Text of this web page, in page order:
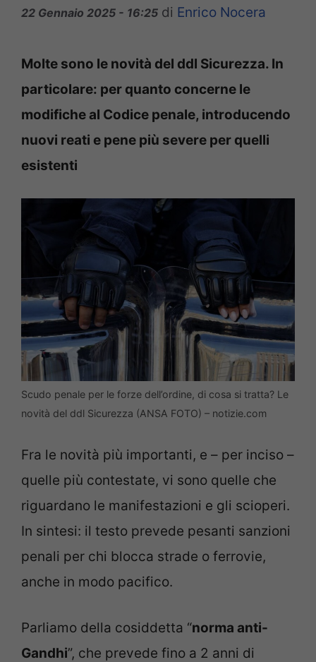
22 Gennaio 2025 - 16:25 di Enrico Nocera
Molte sono le novità del ddl Sicurezza. In
particolare: per quanto concerne le
modifiche al Codice penale, introducendo
nuovi reati e pene più severe per quelli
esistenti
Scudo penale per le forze dell’ordine, di cosa si tratta? Le
novità del ddl Sicurezza (ANSA FOTO) – notizie.com
Fra le novità più importanti, e – per inciso –
quelle più contestate, vi sono quelle che
riguardano le manifestazioni e gli scioperi.
In sintesi: il testo prevede pesanti sanzioni
penali per chi blocca strade o ferrovie,
anche in modo pacifico.
Parliamo della cosiddetta “norma anti-
Gandhi”, che prevede fino a 2 anni di